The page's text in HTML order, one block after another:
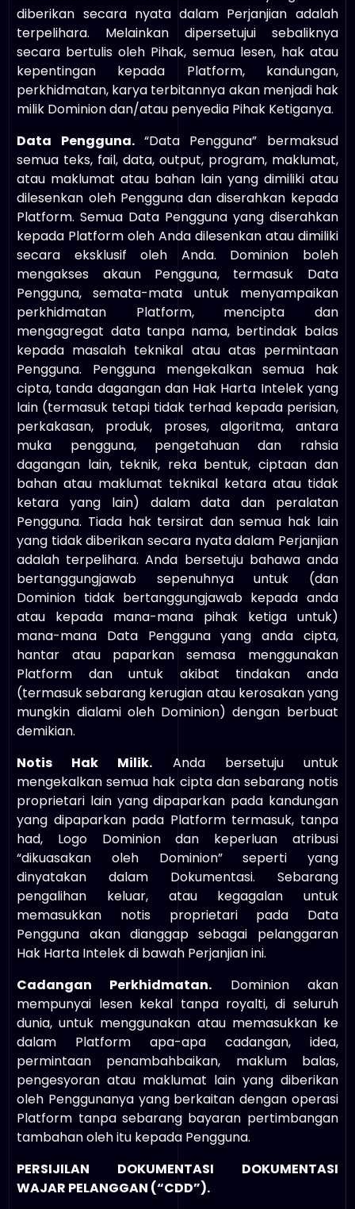
diberikan secara nyata dalam Perjanjian adalah
terpelihara. Melainkan dipersetujui sebaliknya
secara bertulis oleh Pihak, semua lesen, hak atau
kepentingan kepada Platform, kandungan,
perkhidmatan, karya terbitannya akan menjadi hak
milik Dominion dan/atau penyedia Pihak Ketiganya.
Data Pengguna.“Data Pengguna” bermaksud
semua teks, fail, data, output, program, maklumat,
atau maklumat atau bahan lain yang dimiliki atau
dilesenkan oleh Pengguna dan diserahkan kepada
Platform. Semua Data Pengguna yang diserahkan
kepada Platform oleh Anda dilesenkan atau dimiliki
secara eksklusif oleh Anda. Dominion boleh
mengakses akaun Pengguna, termasuk Data
Pengguna, semata-mata untuk menyampaikan
perkhidmatan Platform, mencipta dan
mengagregat data tanpa nama, bertindak balas
kepada masalah teknikal atau atas permintaan
Pengguna. Pengguna mengekalkan semua hak
cipta, tanda dagangan dan Hak Harta Intelek yang
lain (termasuk tetapi tidak terhad kepada perisian,
perkakasan, produk, proses, algoritma, antara
muka pengguna, pengetahuan dan rahsia
dagangan lain, teknik, reka bentuk, ciptaan dan
bahan atau maklumat teknikal ketara atau tidak
ketara yang lain) dalam data dan peralatan
Pengguna. Tiada hak tersirat dan semua hak lain
yang tidak diberikan secara nyata dalam Perjanjian
adalah terpelihara. Anda bersetuju bahawa anda
bertanggungjawab sepenuhnya untuk (dan
Dominion tidak bertanggungjawab kepada anda
atau kepada mana-mana pihak ketiga untuk)
mana-mana Data Pengguna yang anda cipta,
hantar atau paparkan semasa menggunakan
Platform dan untuk akibat tindakan anda
(termasuk sebarang kerugian atau kerosakan yang
mungkin dialami oleh Dominion) dengan berbuat
demikian.
Notis Hak Milik. Anda bersetuju untuk
mengekalkan semua hak cipta dan sebarang notis
proprietari lain yang dipaparkan pada kandungan
yang dipaparkan pada Platform termasuk, tanpa
had, Logo Dominion dan keperluan atribusi
“dikuasakan oleh Dominion” seperti yang
dinyatakan dalam Dokumentasi. Sebarang
pengalihan keluar, atau kegagalan untuk
memasukkan notis proprietari pada Data
Pengguna akan dianggap sebagai pelanggaran
Hak Harta Intelek di bawah Perjanjian ini.
Cadangan Perkhidmatan. Dominion akan
mempunyai lesen kekal tanpa royalti, di seluruh
dunia, untuk menggunakan atau memasukkan ke
dalam Platform apa-apa cadangan, idea,
permintaan penambahbaikan, maklum balas,
pengesyoran atau maklumat lain yang diberikan
oleh Penggunanya yang berkaitan dengan operasi
Platform tanpa sebarang bayaran pertimbangan
tambahan oleh itu kepada Pengguna.
PERSIJILAN DOKUMENTASI DOKUMENTASI
WAJAR PELANGGAN (“CDD”).